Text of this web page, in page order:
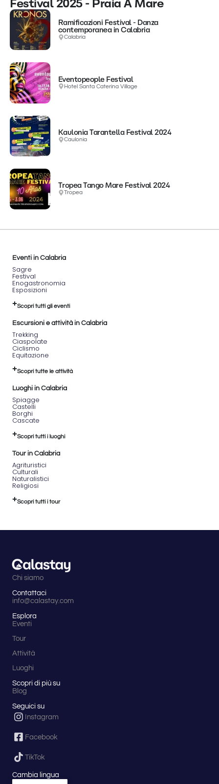
Festival 2025 - Praia A Mare
Ramificazioni Festival - Danza
contemporanea in Calabria
Calabria
Eventopeople Festival
Hotel Santa Caterina Village
Kaulonia Tarantella Festival 2024
Caulonia
Tropea Tango Mare Festival 2024
Tropea
Eventi in Calabria
Sagre
Festival
Enogastronomia
Esposizioni
Scopri tutti gli eventi
Escursioni e attività in Calabria
Trekking
Ciaspolate
Ciclismo
Equitazione
Scopri tutte le attività
Luoghi in Calabria
Spiagge
Castelli
Borghi
Cascate
Scopri tutti i luoghi
Tour in Calabria
Agrituristici
Culturali
Naturalistici
Religiosi
Scopri tutti i tour
Chi siamo
Contattaci
info@calastay.com
Esplora
Eventi
Tour
Attività
Luoghi
Scopri di più su
Blog
Seguici su
Instagram
Facebook
TikTok
Cambia lingua